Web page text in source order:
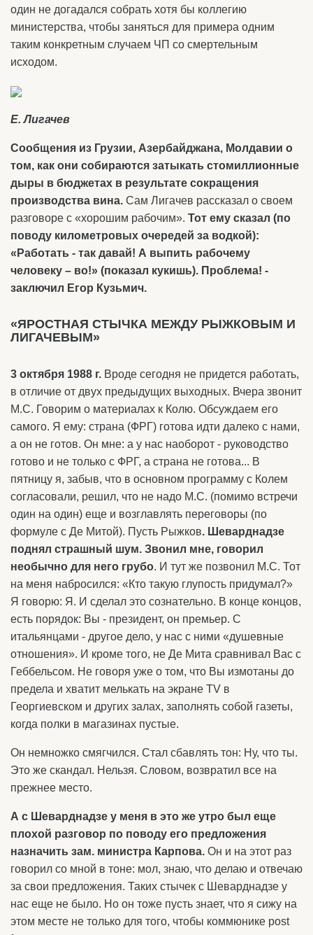
один не догадался собрать хотя бы коллегию
министерства, чтобы заняться для примера одним
таким конкретным случаем ЧП со смертельным
исходом.
Е. Лигачев
Сообщения из Грузии, Азербайджана, Молдавии о
том, как они собираются затыкать стомиллионные
дыры в бюджетах в результате сокращения
производства вина. Сам Лигачев рассказал о своем
разговоре с «хорошим рабочим». Тот ему сказал (по
поводу километровых очередей за водкой):
«Работать - так давай! А выпить рабочему
человеку – во!» (показал кукишь). Проблема! -
заключил Егор Кузьмич.
«ЯРОСТНАЯ СТЫЧКА МЕЖДУ РЫЖКОВЫМ И
ЛИГАЧЕВЫМ»
3 октября 1988 г. Вроде сегодня не придется работать,
в отличие от двух предыдущих выходных. Вчера звонит
М.С. Говорим о материалах к Колю. Обсуждаем его
самого. Я ему: страна (ФРГ) готова идти далеко с нами,
а он не готов. Он мне: а у нас наоборот - руководство
готово и не только с ФРГ, а страна не готова... В
пятницу я, забыв, что в основном программу с Колем
согласовали, решил, что не надо М.С. (помимо встречи
один на один) еще и возглавлять переговоры (по
формуле с Де Митой). Пусть Рыжков. Шеварднадзе
поднял страшный шум. Звонил мне, говорил
необычно для него грубо. И тут же позвонил М.С. Тот
на меня набросился: «Кто такую глупость придумал?»
Я говорю: Я. И сделал это сознательно. В конце концов,
есть порядок: Вы - президент, он премьер. С
итальянцами - другое дело, у нас с ними «душевные
отношения». И кроме того, не Де Мита сравнивал Вас с
Геббельсом. Не говоря уже о том, что Вы измотаны до
предела и хватит мелькать на экране TV в
Георгиевском и других залах, заполнять собой газеты,
когда полки в магазинах пустые.
Он немножко смягчился. Стал сбавлять тон: Ну, что ты.
Это же скандал. Нельзя. Словом, возвратил все на
прежнее место.
А с Шеварднадзе у меня в это же утро был еще
плохой разговор по поводу его предложения
назначить зам. министра Карпова. Он и на этот раз
говорил со мной в тоне: мол, знаю, что делаю и отвечаю
за свои предложения. Таких стычек с Шеварднадзе у
нас еще не было. Но он тоже пусть знает, что я сижу на
этом месте не только для того, чтобы коммюнике post